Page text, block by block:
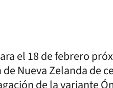
el 18 de febrero
Nueva Zelanda de